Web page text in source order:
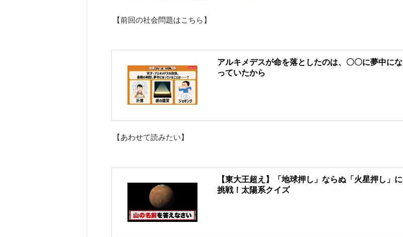
【前回の社会問題はこちら】
アルキメデスが命を落としたのは、〇〇に夢中にな
っていたから
【あわせて読みたい】
【東大王超え】「地球押し」ならぬ「火星押し」に
挑戦！太陽系クイズ